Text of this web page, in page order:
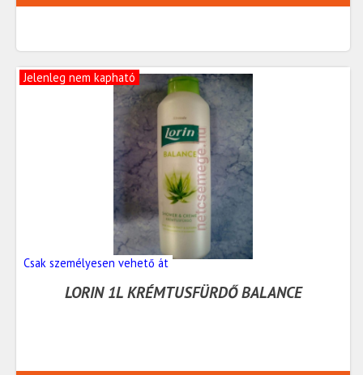
Jelenleg nem kapható
Csak személyesen vehető át
LORIN 1L KRÉMTUSFÜRDŐ BALANCE